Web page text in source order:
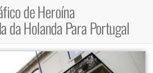
de Heroína
da Holanda Para Portugal